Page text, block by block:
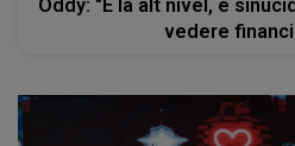
Oddy: "E la alt nivel, e
vedere